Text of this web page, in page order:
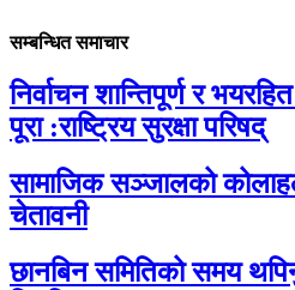
सम्बन्धित समाचार
निर्वाचन शान्तिपूर्ण र
पूरा :राष्ट्रिय सुरक्षा परिषद्
सामाजिक सञ्जालको
चेतावनी
छानबिन समितिको समय